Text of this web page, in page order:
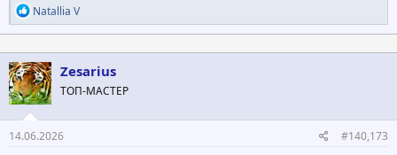
Р
е
а
к
ц
и
и
:
Natallia V
Zesarius
ТОП-МАСТЕР
14.06.2026 #140,173